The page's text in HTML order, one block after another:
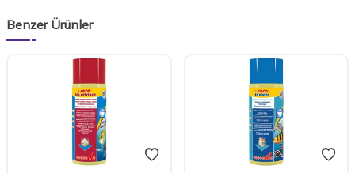
Benzer Ürünler